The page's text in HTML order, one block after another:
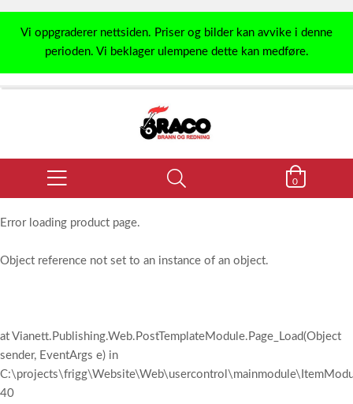
Vi oppgraderer nettsiden. Priser og bilder kan avvike i denne
perioden. Vi beklager ulempene dette kan medføre.
0
Error loading product page.
Object reference not set to an instance of an object.
at Vianett.Publishing.Web.PostTemplateModule.Page_Load(Object
sender, EventArgs e) in
40